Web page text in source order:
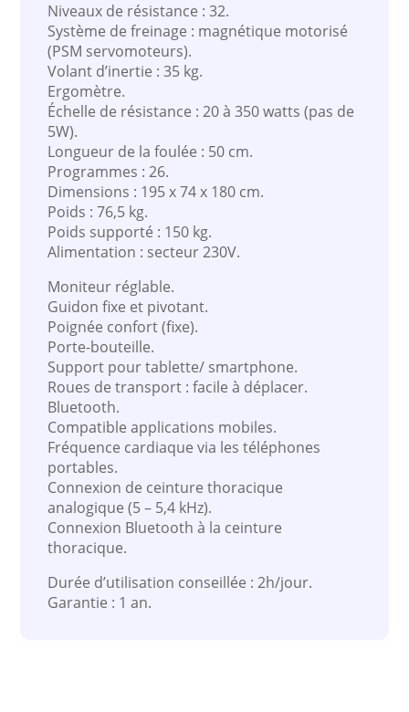
Niveaux de résistance : 32.
Système de freinage : magnétique motorisé
(PSM servomoteurs).
Volant d’inertie : 35 kg.
Ergomètre.
Échelle de résistance : 20 à 350 watts (pas de
5W).
Longueur de la foulée : 50 cm.
Programmes : 26.
Dimensions : 195 x 74 x 180 cm.
Poids : 76,5 kg.
Poids supporté : 150 kg.
Alimentation : secteur 230V.
Moniteur réglable.
Guidon fixe et pivotant.
Poignée confort (fixe).
Porte-bouteille.
Support pour tablette/ smartphone.
Roues de transport : facile à déplacer.
Bluetooth.
Compatible applications mobiles.
Fréquence cardiaque via les téléphones
portables.
Connexion de ceinture thoracique
analogique (5 – 5,4 kHz).
Connexion Bluetooth à la ceinture
thoracique.
Durée d’utilisation conseillée : 2h/jour.
Garantie : 1 an.